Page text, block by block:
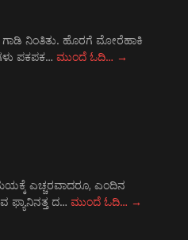
ನಿಂತಿತು. ಹೊರಗೆ ಮೋರೆಹಾಕಿ
ಪಕಪಕ… ಮುಂದೆ ಓದಿ… →
ಎಚ್ಚರವಾದರೂ, ಎಂದಿನ
ಫ್ಯಾನಿನತ್ತ ದ… ಮುಂದೆ ಓದಿ… →